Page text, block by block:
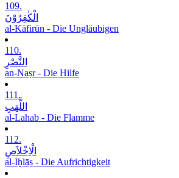
109.
الْکٰفِرُوْنَ
al-Kāfirūn - Die Ungläubigen
110.
النَّصْرِ
an-Naṣr - Die Hilfe
111.
اللَّھَبِ
al-Lahab - Die Flamme
112.
الْاِخْلاَصِ
al-Iḫlāṣ - Die Aufrichtigkeit